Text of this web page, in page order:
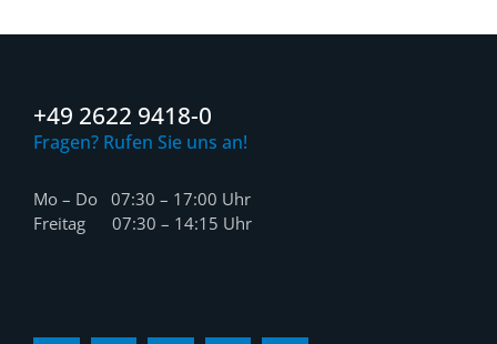
+49 2622 9418-0
Fragen? Rufen Sie uns an!
Mo – Do 07:30 – 17:00 Uhr
Freitag 07:30 – 14:15 Uhr